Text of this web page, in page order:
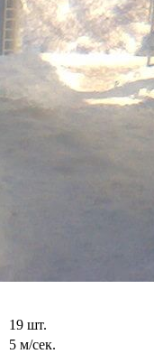
19 шт.
5 м/сек.